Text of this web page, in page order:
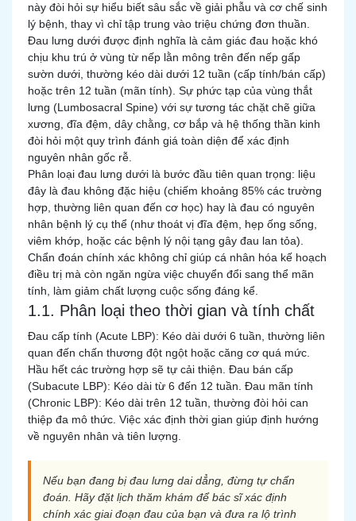
này đòi hỏi sự hiểu biết sâu sắc về giải phẫu và cơ chế sinh
lý bệnh, thay vì chỉ tập trung vào triệu chứng đơn thuần.
Đau lưng dưới được định nghĩa là cảm giác đau hoặc khó
chịu khu trú ở vùng từ nếp lằn mông trên đến nếp gấp
sườn dưới, thường kéo dài dưới 12 tuần (cấp tính/bán cấp)
hoặc trên 12 tuần (mãn tính). Sự phức tạp của vùng thắt
lưng (Lumbosacral Spine) với sự tương tác chặt chẽ giữa
xương, đĩa đệm, dây chằng, cơ bắp và hệ thống thần kinh
đòi hỏi một quy trình đánh giá toàn diện để xác định
nguyên nhân gốc rễ.
Phân loại đau lưng dưới là bước đầu tiên quan trọng: liệu
đây là đau không đặc hiệu (chiếm khoảng 85% các trường
hợp, thường liên quan đến cơ học) hay là đau có nguyên
nhân bệnh lý cụ thể (như thoát vị đĩa đệm, hẹp ống sống,
viêm khớp, hoặc các bệnh lý nội tạng gây đau lan tỏa).
Chẩn đoán chính xác không chỉ giúp cá nhân hóa kế hoạch
điều trị mà còn ngăn ngừa việc chuyển đổi sang thể mãn
tính, làm giảm chất lượng cuộc sống đáng kể.
1.1. Phân loại theo thời gian và tính chất
Đau cấp tính (Acute LBP): Kéo dài dưới 6 tuần, thường liên
quan đến chấn thương đột ngột hoặc căng cơ quá mức.
Hầu hết các trường hợp sẽ tự cải thiện. Đau bán cấp
(Subacute LBP): Kéo dài từ 6 đến 12 tuần. Đau mãn tính
(Chronic LBP): Kéo dài trên 12 tuần, thường đòi hỏi can
thiệp đa mô thức. Việc xác định thời gian giúp định hướng
về nguyên nhân và tiên lượng.
Nếu bạn đang bị đau lưng dai dẳng, đừng tự chẩn
đoán. Hãy đặt lịch thăm khám để bác sĩ xác định
chính xác giai đoạn đau của bạn và đưa ra lộ trình